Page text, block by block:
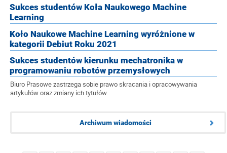
Sukces studentów Koła Naukowego Machine
Learning
Koło Naukowe Machine Learning wyróżnione w
kategorii Debiut Roku 2021
Sukces studentów kierunku mechatronika w
programowaniu robotów przemysłowych
Biuro Prasowe zastrzega sobie prawo skracania i opracowywania
artykułów oraz zmiany ich tytułów.
Archiwum wiadomości